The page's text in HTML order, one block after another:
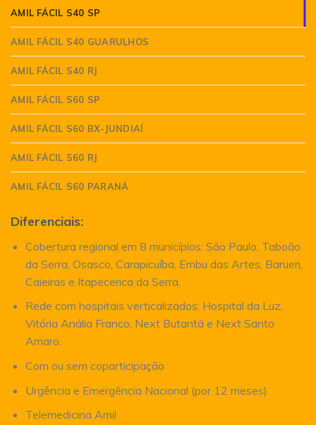
AMIL FÁCIL S40 SP
AMIL FÁCIL S40 GUARULHOS
AMIL FÁCIL S40 RJ
AMIL FÁCIL S60 SP
AMIL FÁCIL S60 BX-JUNDIAÍ
AMIL FÁCIL S60 RJ
AMIL FÁCIL S60 PARANÁ
Diferenciais:
Cobertura regional em 8 municípios: São Paulo, Taboão
da Serra, Osasco, Carapicuíba, Embu das Artes, Barueri,
Caieiras e Itapecerica da Serra.
Rede com hospitais verticalizados: Hospital da Luz,
Vitória Anália Franco, Next Butantã e Next Santo
Amaro.
Com ou sem coparticipação
Urgência e Emergência Nacional (por 12 meses)
Telemedicina Amil